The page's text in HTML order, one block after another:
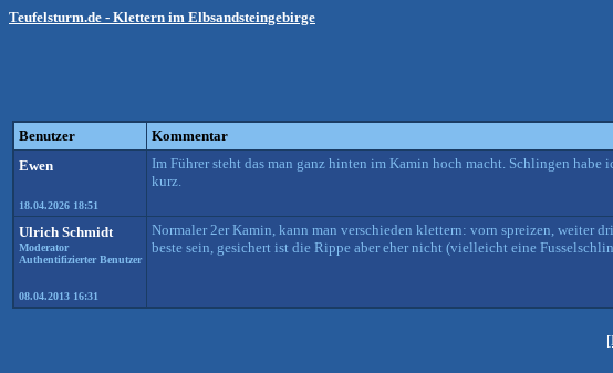
Teufelsturm.de - Klettern im Elbsandsteingebirge
Benutzer Kommentar
Ewen
18.04.2026 18:51
Im Führer steht das man ganz hinten im Kamin hoch macht. Schlingen
kurz.
Ulrich Schmidt
Moderator
Authentifizierter Benutzer
08.04.2013 16:31
Normaler 2er Kamin, kann man verschieden klettern: vorn spreizen, weiter
beste sein, gesichert ist die Rippe aber eher nicht (vielleicht eine